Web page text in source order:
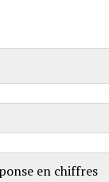
en chiffres